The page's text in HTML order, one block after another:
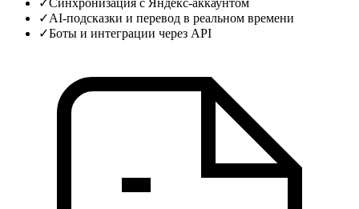
✓AI‑подсказки и перевод в реальном времени
✓Боты и интеграции через API